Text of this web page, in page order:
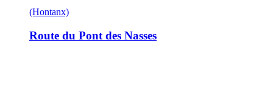
(Hontanx)
Route du Pont des Nasses